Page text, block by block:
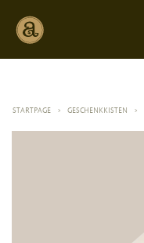
STARTPAGE > GESCHENKKISTEN >